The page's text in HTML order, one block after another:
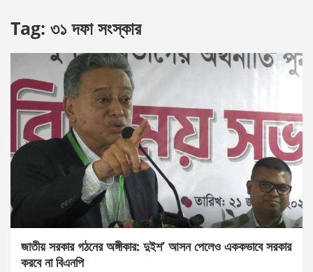
Tag: ৩১ দফা সংস্কার
জাতীয় সরকার গঠনের অঙ্গীকার: দুইশ’ আসন পেলেও এককভাবে সরকার
করবে না বিএনপি